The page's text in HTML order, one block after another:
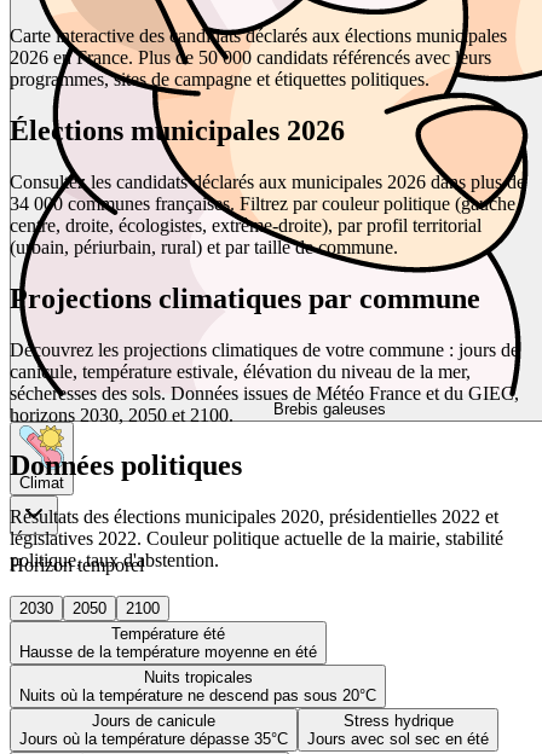
Brebis galeuses
Climat
Horizon temporel
2030 2050
2100
Température été
Hausse de la température moyenne en été
Nuits tropicales
Nuits où la température ne descend pas sous 20°C
Jours de canicule
Jours où la température dépasse 35°C
Stress hydrique
Jours avec sol sec en été
Carte interactive des candidats déclarés aux élections municipales
2026 en France. Plus de 50 000 candidats référencés avec leurs
programmes, sites de campagne et étiquettes politiques.
Élections municipales 2026
Consultez les candidats déclarés aux municipales 2026 dans plus de
34 000 communes françaises. Filtrez par couleur politique (gauche,
centre, droite, écologistes, extrême-droite), par profil territorial
(urbain, périurbain, rural) et par taille de commune.
Projections climatiques par commune
Découvrez les projections climatiques de votre commune : jours de
canicule, température estivale, élévation du niveau de la mer,
sécheresses des sols. Données issues de Météo France et du GIEC,
horizons 2030, 2050 et 2100.
Données politiques
Résultats des élections municipales 2020, présidentielles 2022 et
législatives 2022. Couleur politique actuelle de la mairie, stabilité
politique, taux d'abstention.